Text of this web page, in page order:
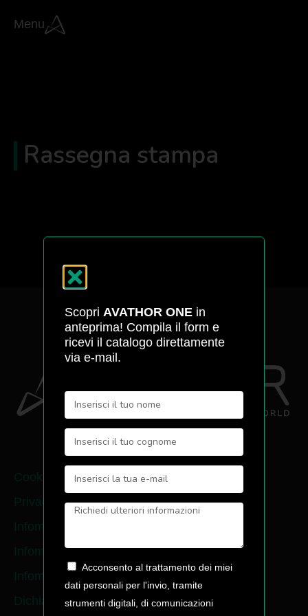
Menu
Rassegna stampa
Cookie policy
Privacy policy
Infomativa newsletter
Dichiarazione di accessibiltà
Scopri AVATHOR ONE in
anteprima! Compila il form e
ricevi il catalogo direttamente
via e-mail.
Acconsento al trattamento dei miei
dati personali per l'invio, tramite
strumenti digitali, di comunicazioni